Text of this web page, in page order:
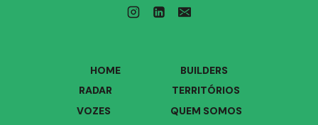
HOME
BUILDERS
RADAR
TERRITÓRIOS
VOZES
QUEM SOMOS